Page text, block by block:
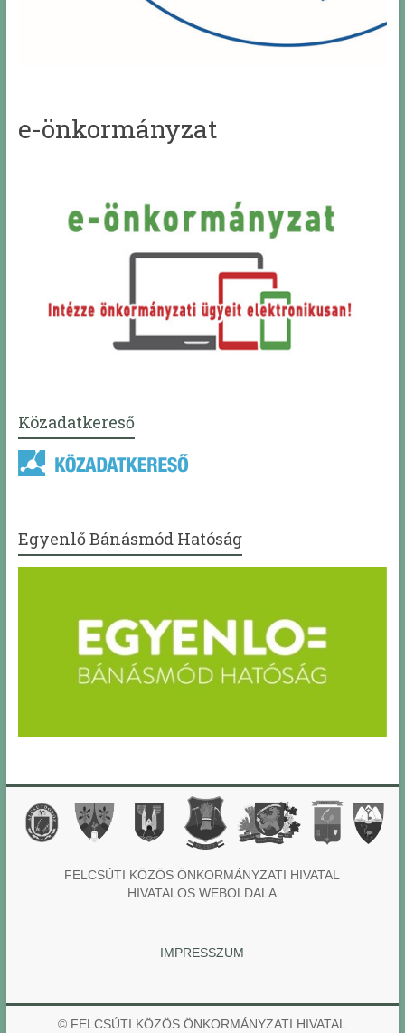
e-önkormányzat
Közadatkereső
Egyenlő Bánásmód Hatóság
FELCSÚTI KÖZÖS ÖNKORMÁNYZATI HIVATAL
HIVATALOS WEBOLDALA
IMPRESSZUM
© FELCSÚTI KÖZÖS ÖNKORMÁNYZATI HIVATAL